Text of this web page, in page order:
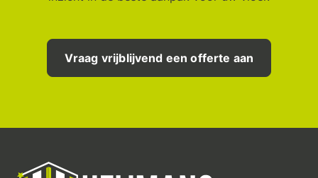
Vraag vrijblijvend een offerte aan